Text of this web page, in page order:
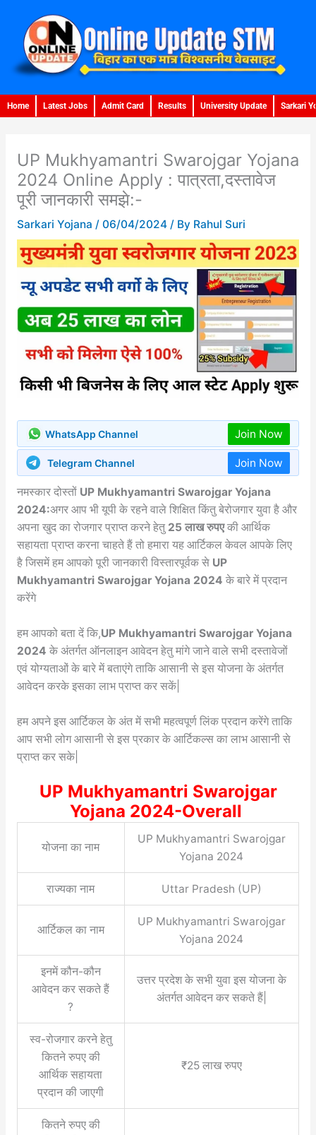
content
Home Latest Jobs Admit Card Results University Update Sarkari
UP Mukhyamantri Swarojgar Yojana
2024 Online Apply : पात्रता,दस्तावेज
पूरी जानकारी समझे:-
Sarkari Yojana / 06/04/2024 / By Rahul Suri
WhatsApp Channel Join Now
Telegram Channel Join Now
नमस्कार दोस्तों UP Mukhyamantri Swarojgar Yojana
2024:अगर आप भी यूपी के रहने वाले शिक्षित किंतु बेरोजगार युवा है और
अपना खुद का रोजगार प्राप्त करने हेतु 25 लाख रुपएकी आर्थिक
सहायता प्राप्त करना चाहते हैं तो हमारा यह आर्टिकल केवल आपके लिए
है जिसमें हम आपको पूरी जानकारी विस्तारपूर्वक से UP
Mukhyamantri Swarojgar Yojana 2024 के बारे में प्रदान
करेंगे
हम आपको बता दें कि,UP Mukhyamantri Swarojgar Yojana
2024 के अंतर्गत ऑनलाइन आवेदन हेतु मांगे जाने वाले सभी दस्तावेजों
एवं योग्यताओं के बारे में बताएंगे ताकि आसानी से इस योजना के अंतर्गत
आवेदन करके इसका लाभ प्राप्त कर सकें|
हम अपने इस आर्टिकल के अंत में सभी महत्वपूर्ण लिंक प्रदान करेंगे ताकि
आप सभी लोग आसानी से इस प्रकार के आर्टिकल्स का लाभ आसानी से
प्राप्त कर सके|
UP Mukhyamantri Swarojgar
Yojana 2024-Overall
योजना का नाम
UP Mukhyamantri Swarojgar
Yojana 2024
राज्यका नाम Uttar Pradesh (UP)
आर्टिकल का नाम
UP Mukhyamantri Swarojgar
Yojana 2024
इनमें कौन-कौन
आवेदन कर सकते हैं
?
उत्तर प्रदेश के सभी युवा इस योजना के
अंतर्गत आवेदन कर सकते हैं|
स्व-रोजगार करने हेतु
कितने रुपए की
आर्थिक सहायता
प्रदान की जाएगी
₹25 लाख रुपए
कितने रुपए की